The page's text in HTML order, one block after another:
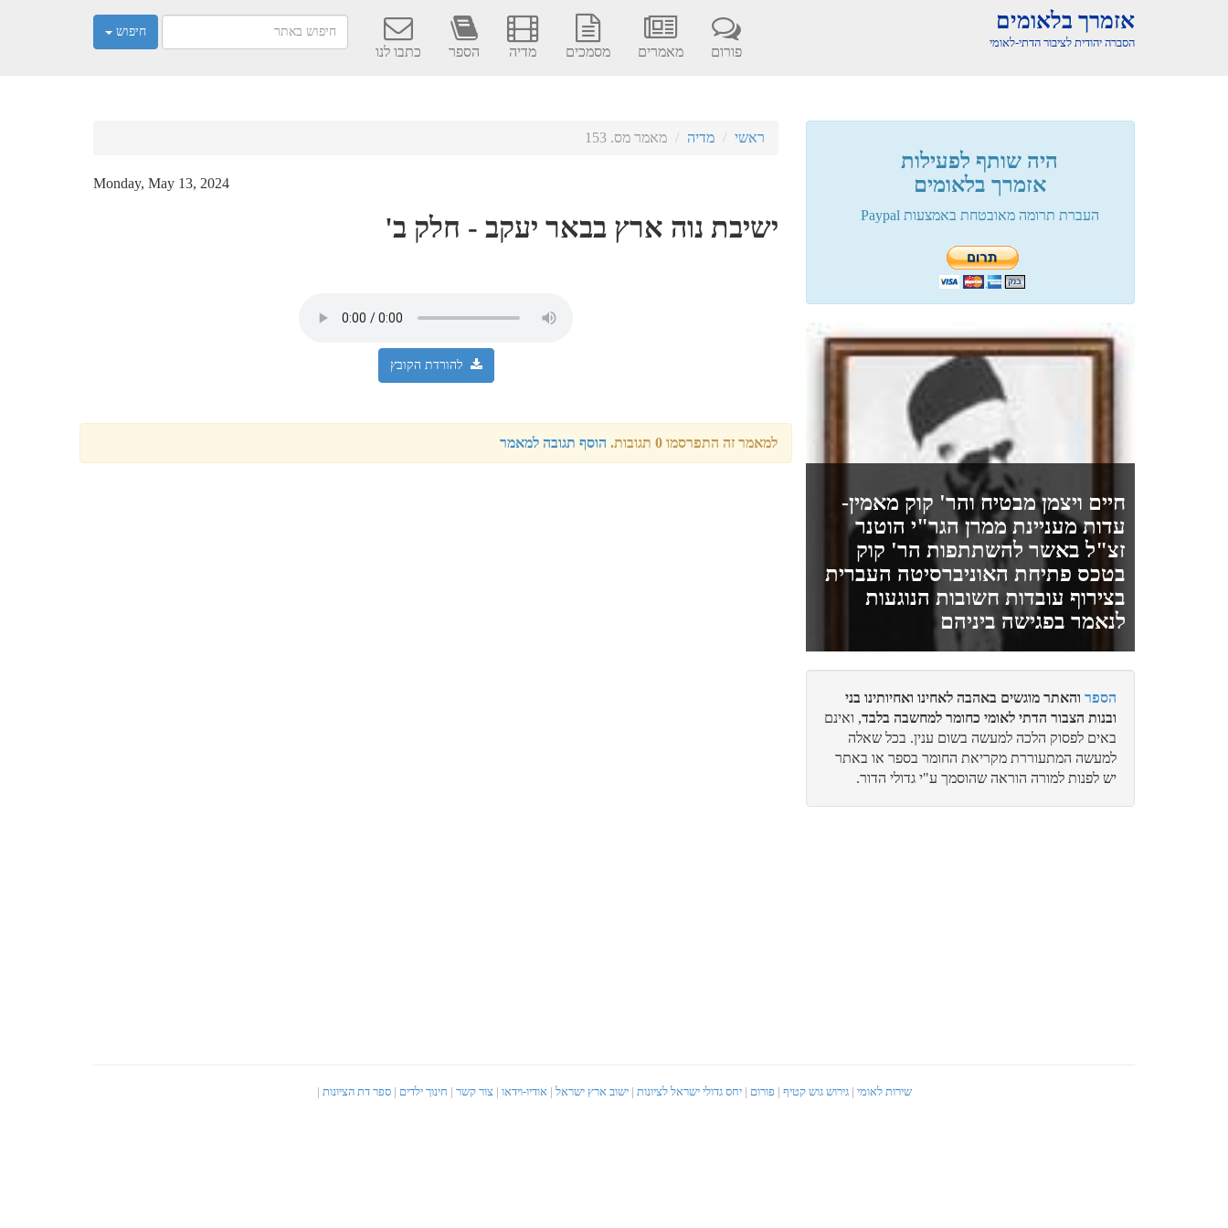
אזמרך בלאומים
הסברה יהודית לציבור הדתי-לאומי
פורום מאמרים מסמכים מדיה הספר כתבו לנו
חיפוש
היה שותף לפעילות
אזמרך בלאומים
העברת תרומה מאובטחת באמצעות Paypal
חיים ויצמן מבטיח והר' קוק מאמין-
עדות מעניינת ממרן הגר"י הוטנר
זצ"ל באשר להשתתפות הר' קוק
בטכס פתיחת האוניברסיטה העברית
בצירוף עובדות חשובות הנוגעות
לנאמר בפגישה ביניהם
הספר והאתר מוגשים באהבה לאחינו ואחיותינו בני
ובנות הצבור הדתי לאומי כחומר למחשבה בלבד, ואינם
באים לפסוק הלכה למעשה בשום ענין. בכל שאלה
למעשה המתעוררת מקריאת החומר בספר או באתר
יש לפנות למורה הוראה שהוסמך ע"י גדולי הדור.
ראשי מדיה מאמר מס. 153
Monday, May 13, 2024
ישיבת נוה ארץ בבאר יעקב - חלק ב'
להורדת הקובץ
למאמר זה התפרסמו 0 תגובות. הוסף תגובה למאמר
שירות לאומי |גירוש גוש קטיף | פורום |יחס גדולי ישראל לציונות |ישוב ארץ ישראל |אודיו-וידאו |צור קשר | חינוך ילדים |ספר דת הציונות |